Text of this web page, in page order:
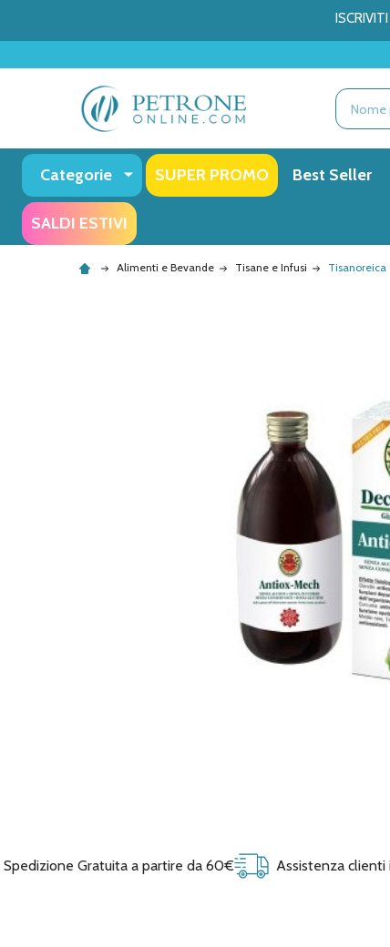
Ricerca
Categorie SUPER PROMO Best Seller
SALDI ESTIVI
Alimenti e Bevande Tisane e Infusi
Spedizione Gratuita a partire da 60€ Assistenza